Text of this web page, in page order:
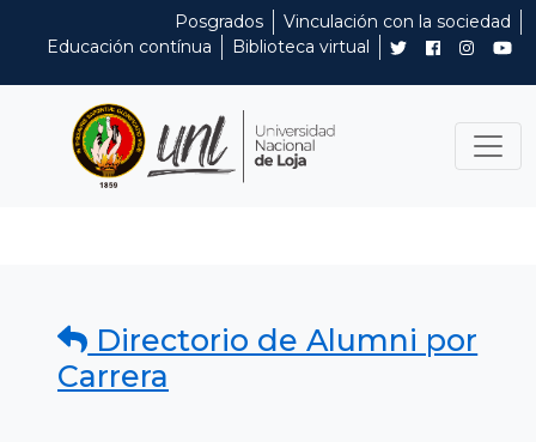
Posgrados
Vinculación con la sociedad
Educación contínua
Biblioteca virtual
Directorio de Alumni por
Carrera